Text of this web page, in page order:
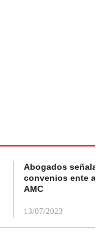
Abogados
convenios ente
AMC
13/07/2023